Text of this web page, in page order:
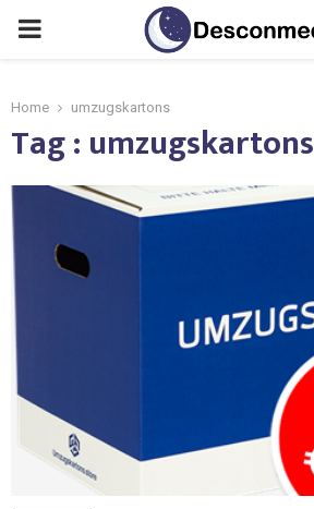
Home umzugskartons
Tag : umzugskartons